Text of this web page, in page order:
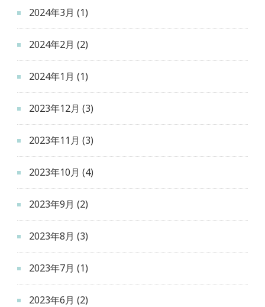
2024年3月 (1)
2024年2月 (2)
2024年1月 (1)
2023年12月 (3)
2023年11月 (3)
2023年10月 (4)
2023年9月 (2)
2023年8月 (3)
2023年7月 (1)
2023年6月 (2)